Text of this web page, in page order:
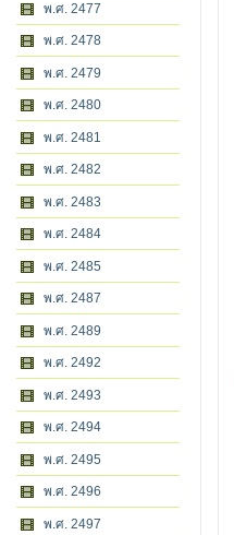
พ.ศ. 2477
พ.ศ. 2478
พ.ศ. 2479
พ.ศ. 2480
พ.ศ. 2481
พ.ศ. 2482
พ.ศ. 2483
พ.ศ. 2484
พ.ศ. 2485
พ.ศ. 2487
พ.ศ. 2489
พ.ศ. 2492
พ.ศ. 2493
พ.ศ. 2494
พ.ศ. 2495
พ.ศ. 2496
พ.ศ. 2497